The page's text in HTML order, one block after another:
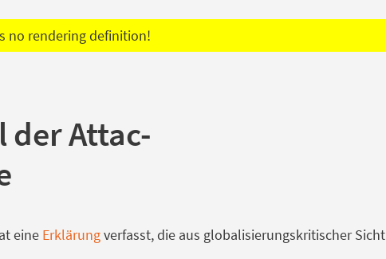
no rendering definition!
der Attac-
eine Erklärungverfasst, die aus globalisierungskritischer Sicht